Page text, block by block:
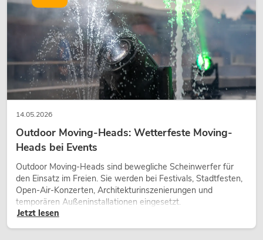
14.05.2026
Outdoor Moving-Heads: Wetterfeste Moving-
Heads bei Events
Outdoor Moving-Heads sind bewegliche Scheinwerfer für
den Einsatz im Freien. Sie werden bei Festivals, Stadtfesten,
Open-Air-Konzerten, Architekturinszenierungen und
temporären Außeninstallationen eingesetzt.
Jetzt lesen